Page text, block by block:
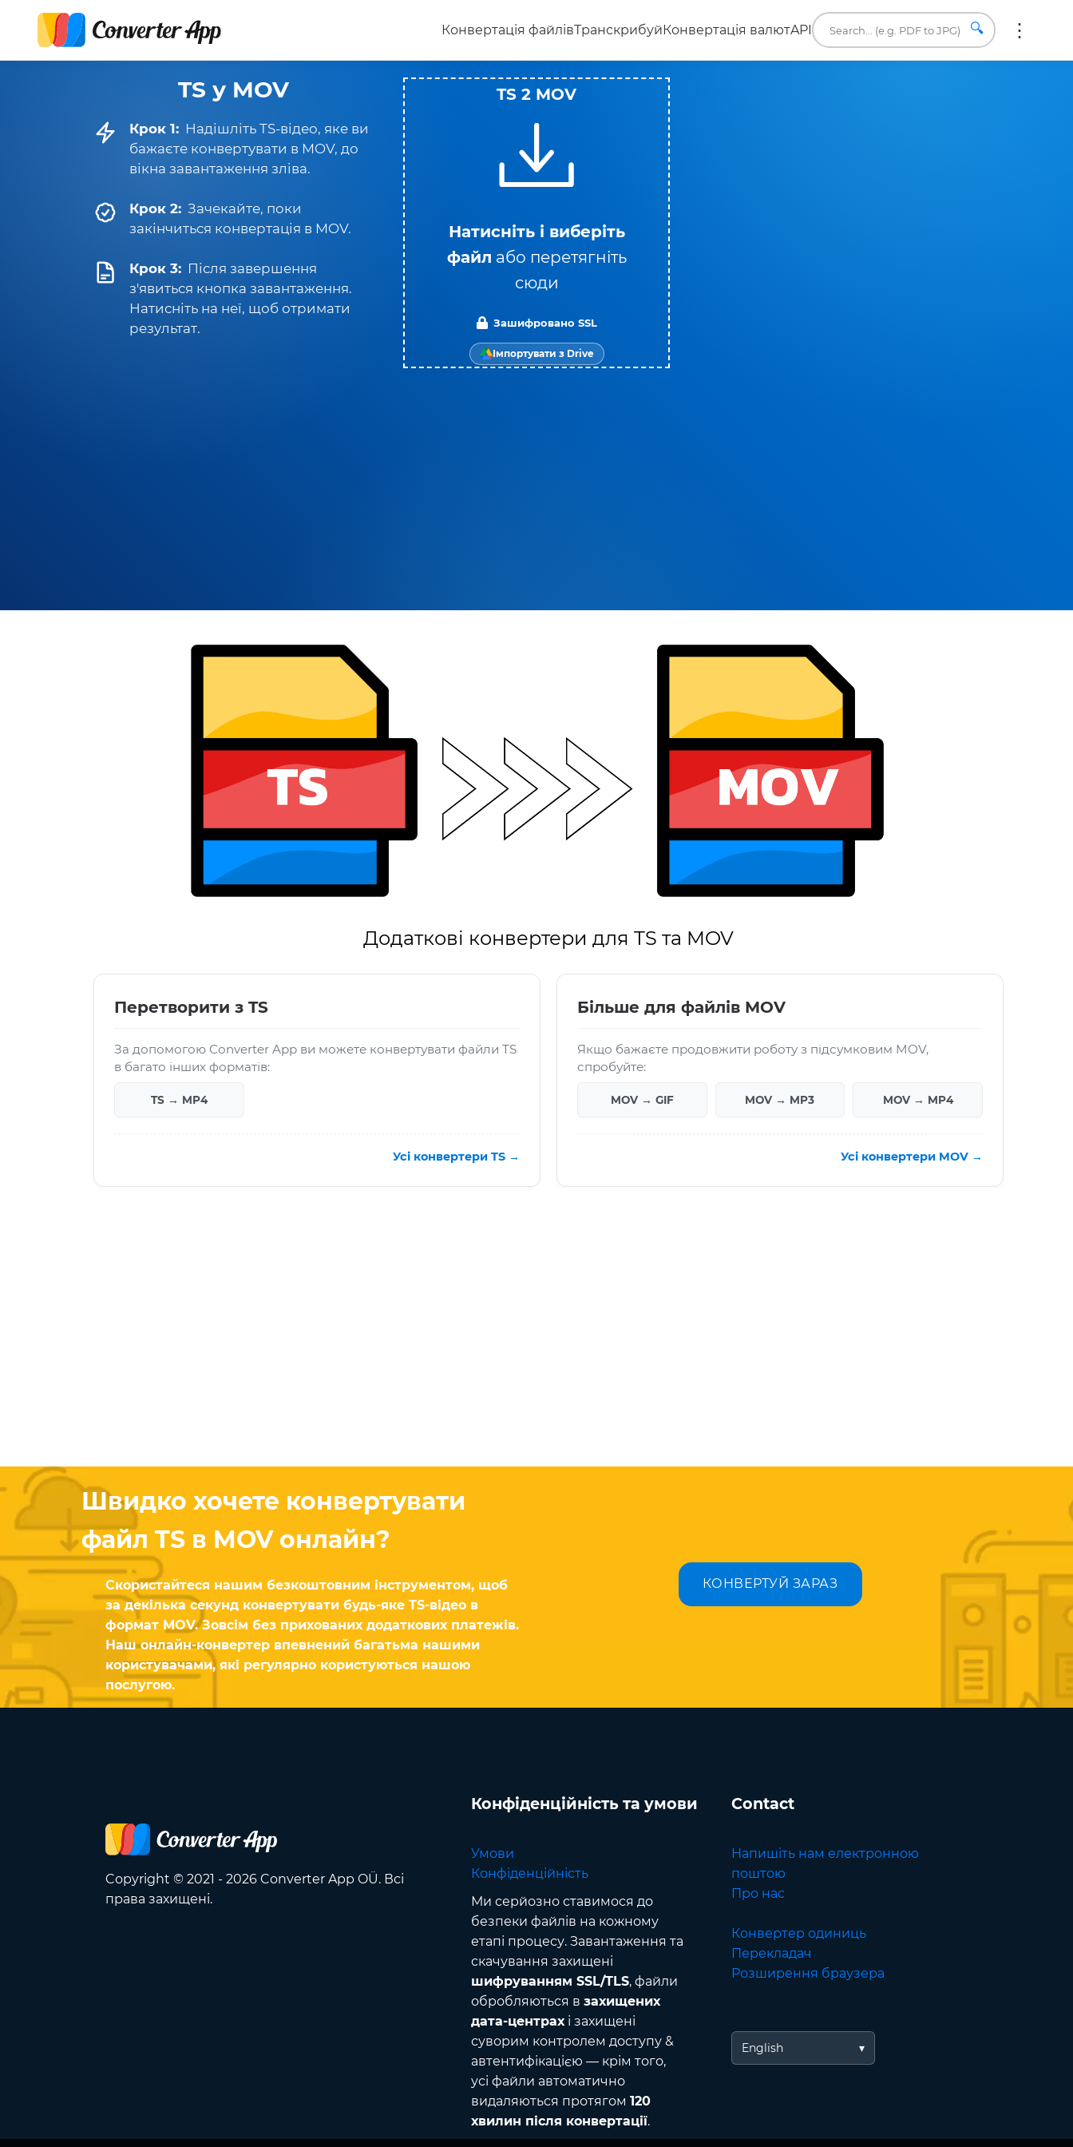
Конвертація файлівТранскрибуйКонвертація валютAPI 🔍
TS у MOV
Крок 1: Надішліть TS-відео, яке ви
бажаєте конвертувати в MOV, до
вікна завантаження зліва.
Крок 2: Зачекайте, поки
закінчиться конвертація в MOV.
Крок 3: Після завершення
з'явиться кнопка завантаження.
Натисніть на неї, щоб отримати
результат.
TS 2 MOV
Натисніть і виберіть
файл або перетягніть
сюди
Зашифровано SSL
Імпортувати з Drive
Додаткові конвертери для TS та MOV
Перетворити з TS
За допомогою Converter App ви можете конвертувати файли TS
в багато інших форматів:
TS → MP4
Усі конвертери TS →
Більше для файлів MOV
Якщо бажаєте продовжити роботу з підсумковим MOV,
спробуйте:
MOV → GIF MOV → MP3 MOV → MP4
Усі конвертери MOV →
Швидко хочете конвертувати
файл TS в MOV онлайн?
Скористайтеся нашим безкоштовним інструментом, щоб
за декілька секунд конвертувати будь-яке TS-відео в
формат MOV. Зовсім без прихованих додаткових платежів.
Наш онлайн-конвертер впевнений багатьма нашими
користувачами, які регулярно користуються нашою
послугою.
КОНВЕРТУЙ ЗАРАЗ
Copyright © 2021 - 2026 Converter App OÜ. Всі
права захищені.
Конфіденційність та умови
Умови
Конфіденційність
Ми серйозно ставимося до
безпеки файлів на кожному
етапі процесу. Завантаження та
скачування захищені
шифруванням SSL/TLS, файли
обробляються в захищених
дата-центрахі захищені
суворим контролем доступу &
автентифікацією — крім того,
усі файли автоматично
видаляються протягом 120
хвилин після конвертації.
Contact
Напишіть нам електронною
поштою
Про нас
Конвертер одиниць
Перекладач
Розширення браузера
English